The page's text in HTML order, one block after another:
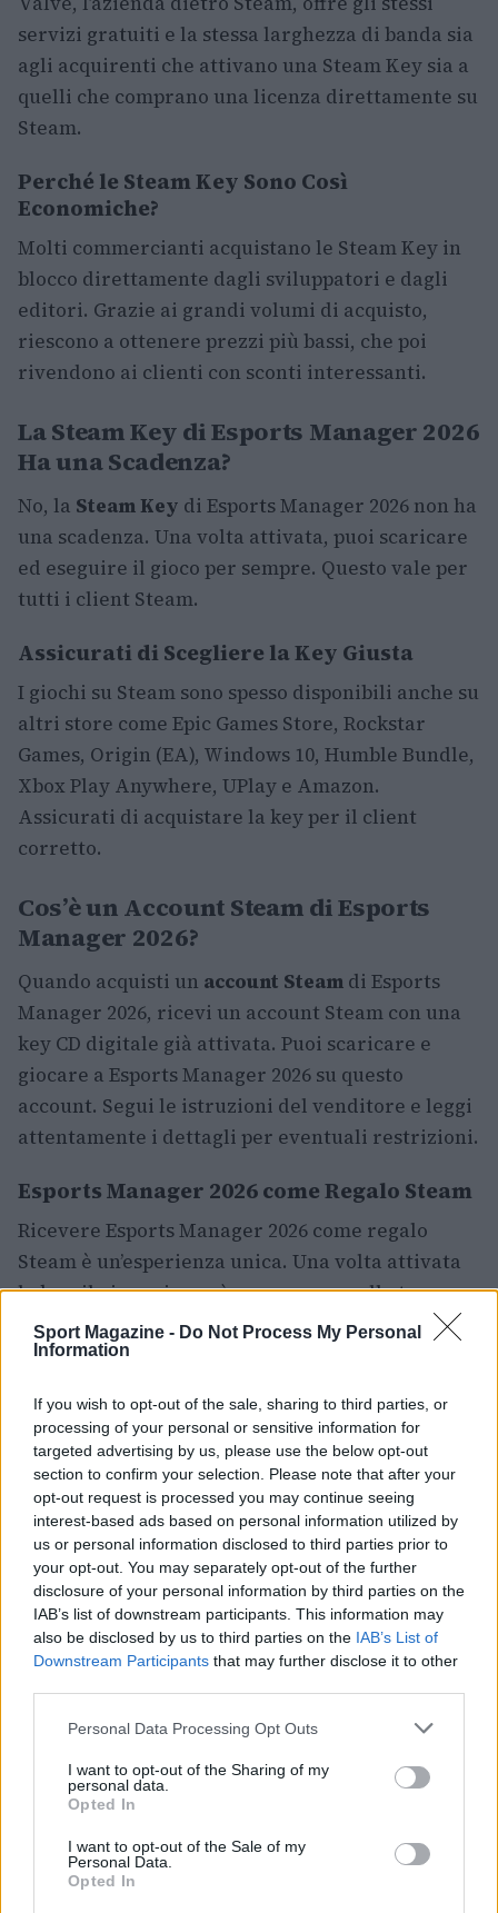
Sport Magazine - Do Not Process My Personal
Information
If you wish to opt-out of the sale, sharing to third parties, or
processing of your personal or sensitive information for
targeted advertising by us, please use the below opt-out
section to confirm your selection. Please note that after your
opt-out request is processed you may continue seeing
interest-based ads based on personal information utilized by
us or personal information disclosed to third parties prior to
your opt-out. You may separately opt-out of the further
disclosure of your personal information by third parties on the
IAB’s list of downstream participants. This information may
also be disclosed by us to third parties on the IAB’s List of
Downstream Participants that may further disclose it to other
Please note that this website/app uses one or more Google
not limited to your visit or usage behaviour. You may click to
grant or deny consent to Google and its third-party tags to
use your data for below specified purposes in below Google
consent section.
Personal Data Processing Opt Outs
I want to opt-out of the Sharing of my
personal data.
Opted In
I want to opt-out of the Sale of my
Personal Data.
Opted In
servizi gratuiti e la stessa larghezza di banda sia
agli acquirenti che attivano una Steam Key sia a
quelli che comprano una licenza direttamente su
Steam.
Perché le Steam Key Sono Così
Economiche?
Molti commercianti acquistano le Steam Key in
blocco direttamente dagli sviluppatori e dagli
editori. Grazie ai grandi volumi di acquisto,
riescono a ottenere prezzi più bassi, che poi
rivendono ai clienti con sconti interessanti.
La Steam Key di Esports Manager 2026
Ha una Scadenza?
No, la Steam Key di Esports Manager 2026 non ha
una scadenza. Una volta attivata, puoi scaricare
ed eseguire il gioco per sempre. Questo vale per
tutti i client Steam.
Assicurati di Scegliere la Key Giusta
I giochi su Steam sono spesso disponibili anche su
altri store come Epic Games Store, Rockstar
Games, Origin (EA), Windows 10, Humble Bundle,
Xbox Play Anywhere, UPlay e Amazon.
Assicurati di acquistare la key per il client
corretto.
Cos’è un Account Steam di Esports
Manager 2026?
Quando acquisti un account Steam di Esports
Manager 2026, ricevi un account Steam con una
key CD digitale già attivata. Puoi scaricare e
giocare a Esports Manager 2026 su questo
account. Segui le istruzioni del venditore e leggi
attentamente i dettagli per eventuali restrizioni.
Esports Manager 2026 come Regalo Steam
Ricevere Esports Manager 2026 come regalo
Steam è un’esperienza unica. Una volta attivata
la key, il gioco rimarrà per sempre nella tua
collezione Steam. Leggi attentamente le
direttive del negozio riguardo le restrizioni
Ricorda che un regalo Steam non è una Steam
Key, ma un modo per ricevere il gioco
direttamente nella tua libreria.
AUTORE
Andrea Conforti
Andrea Conforti, 46enne torinese dal look
casual e naturale, è un analista tattico che
trasforma dati e clip in racconti social. Ricorda
Stadio Olimpico Grande Torino: da
quell'appunto nacque la sua linea editoriale,
che propugna spiegazioni visive per il tifoso
critico. Dettaglio unico: una stagione